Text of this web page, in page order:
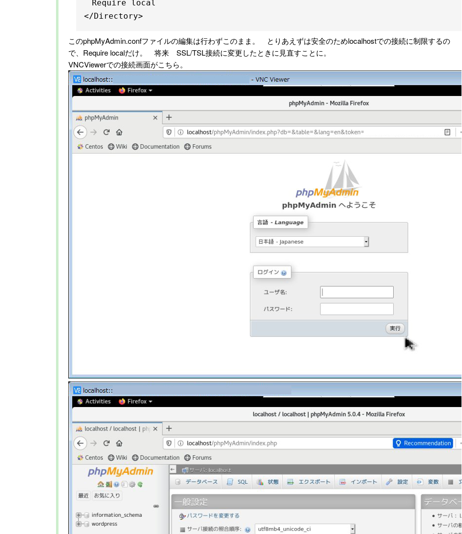
Require local
</Directory>
このphpMyAdmin.confファイルの編集は行わずこのまま。 とりあえずは安全のためlocalhostでの接続に制限するの
で、Require localだけ。 将来 SSL/TSL接続に変更したときに見直すことに。
VNCViewerでの接続画面がこちら。